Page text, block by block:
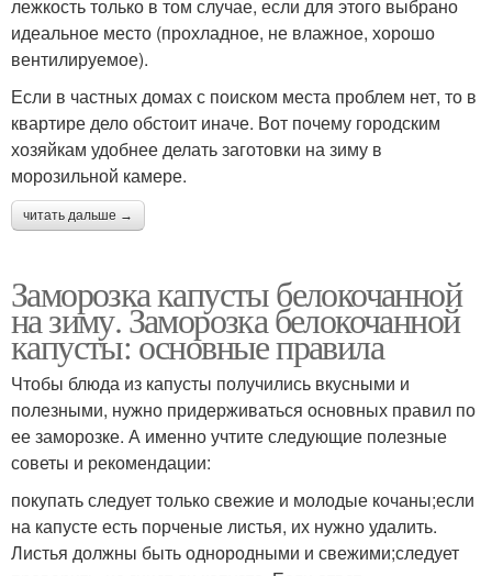
лежкость только в том случае, если для этого выбрано
идеальное место (прохладное, не влажное, хорошо
вентилируемое).
Если в частных домах с поиском места проблем нет, то в
квартире дело обстоит иначе. Вот почему городским
хозяйкам удобнее делать заготовки на зиму в
морозильной камере.
читать дальше →
Заморозка капусты белокочанной
на зиму. Заморозка белокочанной
капусты: основные правила
Чтобы блюда из капусты получились вкусными и
полезными, нужно придерживаться основных правил по
ее заморозке. А именно учтите следующие полезные
советы и рекомендации:
покупать следует только свежие и молодые кочаны;если
на капусте есть порченые листья, их нужно удалить.
Листья должны быть однородными и свежими;следует